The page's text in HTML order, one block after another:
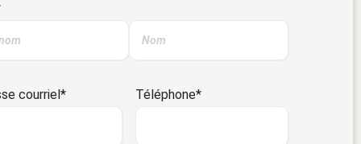
courriel* Téléphone*